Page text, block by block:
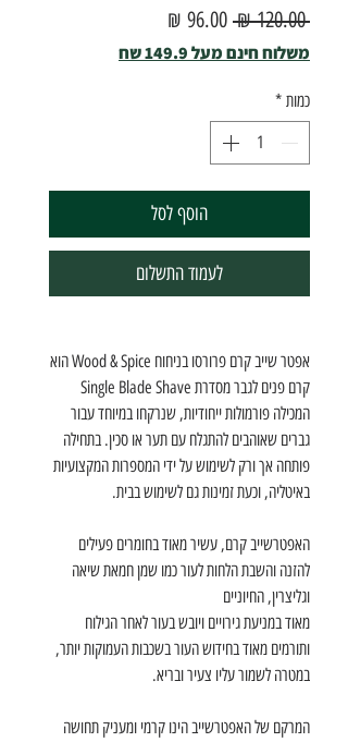
‏120.00 ‏₪
מחיר
רגיל
מבצע
משלוח חינם מעל 149.9 שח
כמות *
הוסף לסל
לעמוד התשלום
אפטר שייב קרם פרורסו בניחוח Wood & Spice הוא
קרם פנים לגבר מסדרת Single Blade Shave
המכילה פורמולות ייחודיות, שנרקחו במיוחד עבור
גברים שאוהבים להתגלח עם תער או סכין. בתחילה
פותחה אך ורק לשימוש על ידי המספרות המקצועיות
באיטליה, וכעת זמינות גם לשימוש בבית.
האפטרשייב קרם, עשיר מאוד בחומרים פעילים
להזנה והשבת הלחות לעור כמו שמן חמאת שיאה
וגליצרין, החיוניים
מאוד במניעת גירויים ויובש בעור לאחר הגילוח
ותורמים מאוד בחידוש העור בשכבות העמוקות יותר,
במטרה לשמור עליו צעיר ובריא.
המרקם של האפטרשייב הינו קרמי ומעניק תחושה